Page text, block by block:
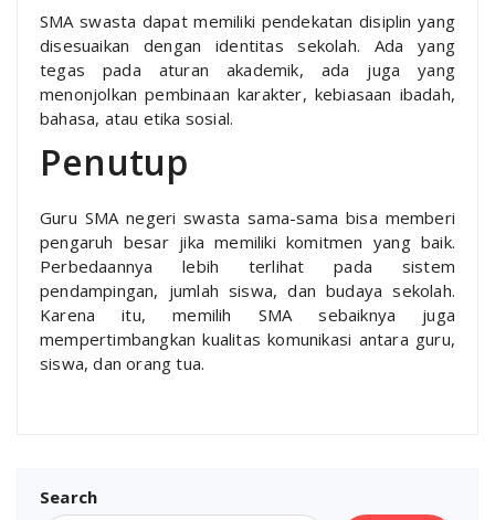
SMA swasta dapat memiliki pendekatan disiplin yang
disesuaikan dengan identitas sekolah. Ada yang
tegas pada aturan akademik, ada juga yang
menonjolkan pembinaan karakter, kebiasaan ibadah,
bahasa, atau etika sosial.
Penutup
Guru SMA negeri swasta sama-sama bisa memberi
pengaruh besar jika memiliki komitmen yang baik.
Perbedaannya lebih terlihat pada sistem
pendampingan, jumlah siswa, dan budaya sekolah.
Karena itu, memilih SMA sebaiknya juga
mempertimbangkan kualitas komunikasi antara guru,
siswa, dan orang tua.
Search